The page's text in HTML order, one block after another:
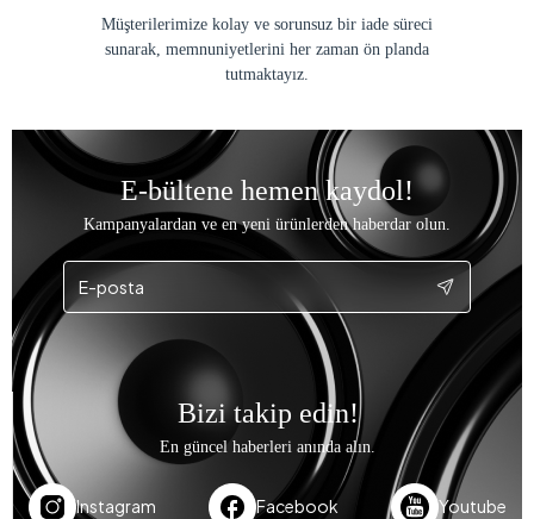
Müşterilerimize kolay ve sorunsuz bir iade süreci
sunarak, memnuniyetlerini her zaman ön planda
tutmaktayız.
E-bültene hemen kaydol!
Kampanyalardan ve en yeni ürünlerden haberdar olun.
Bizi takip edin!
En güncel haberleri anında alın.
Instagram Facebook Youtube